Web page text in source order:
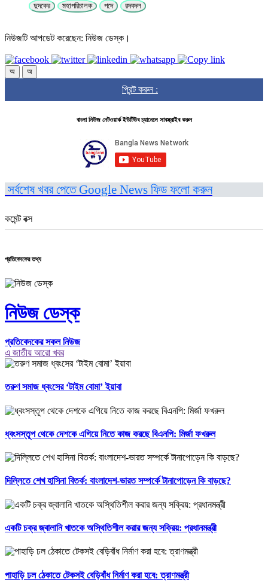
দুদকের মহাপরিচালক পদে রদবদল
নিউজটি আপডেট করেছেন: নিউজ ডেস্ক।
অ অ
প্রিন্ট করুন :
বাংলা নিউজ নেটওয়ার্ক ইউটিউব চ্যানেলে সাবস্ক্রাইব করুন
সর্বশেষ খবর পেতে Google News ফিড ফলো করুন
কমেন্ট বক্স
প্রতিবেদকের তথ্য
নিউজ ডেস্ক
প্রতিবেদকের সকল নিউজ
এ জাতীয় আরো খবর
তরুণ সমাজ ধ্বংসের ‘টাইম বোমা’ ইয়াবা
ধ্বংসস্তূপ থেকে দেশকে এগিয়ে নিতে কাজ করছে বিএনপি: মির্জা ফখরুল
দিল্লিতে শেখ হাসিনা বিতর্ক: বাংলাদেশ-ভারত সম্পর্কে টানাপোড়েন কি বাড়ছে?
একটি চক্র জ্বালানি খাতকে অস্থিতিশীল করার জন্য সক্রিয়: প্রধানমন্ত্রী
পাহাড়ি ঢল ঠেকাতে টেকসই বেড়িবাঁধ নির্মাণ করা হবে: ত্রাণমন্ত্রী